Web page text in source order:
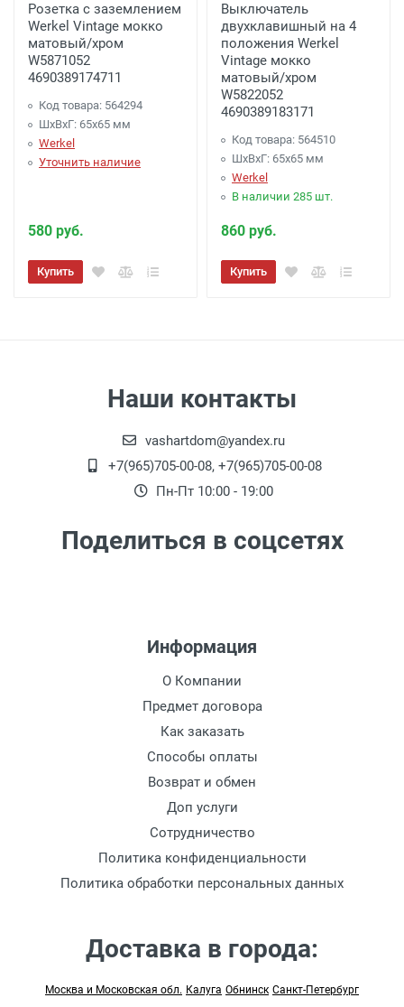
Розетка с заземлением
Werkel Vintage мокко
матовый/хром
W5871052
4690389174711
Код товара: 564294
ШхВхГ: 65x65 мм
Werkel
Уточнить наличие
580 руб.
Купить
Выключатель
двухклавишный на 4
положения Werkel
Vintage мокко
матовый/хром
W5822052
4690389183171
Код товара: 564510
ШхВхГ: 65x65 мм
Werkel
В наличии 285 шт.
860 руб.
Купить
Наши контакты
vashartdom@yandex.ru
+7(965)705-00-08, +7(965)705-00-08
Пн-Пт 10:00 - 19:00
Поделиться в соцсетях
Информация
О Компании
Предмет договора
Как заказать
Способы оплаты
Возврат и обмен
Доп услуги
Сотрудничество
Политика конфиденциальности
Политика обработки персональных данных
Доставка в города:
Москва и Московская обл. Калуга Обнинск Санкт-Петербург